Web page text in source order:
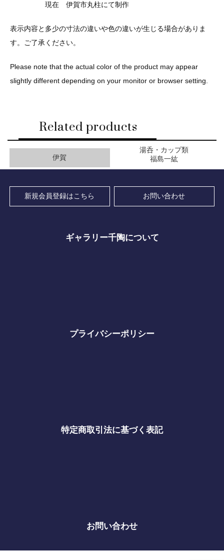
現在 伊賀市丸柱にて制作
表示内容と多少の寸法の違いや色の違いが生じる場合がありま
す。ご了承ください。
Please note that the actual color of the product may appear
slightly different depending on your monitor or browser setting.
Related products
伊賀
湯呑・カップ類
福島一紘
新規会員登録はこちら お問い合わせ
ギャラリー千陶について
プライバシーポリシー
特定商取引法に基づく表記
お問い合わせ